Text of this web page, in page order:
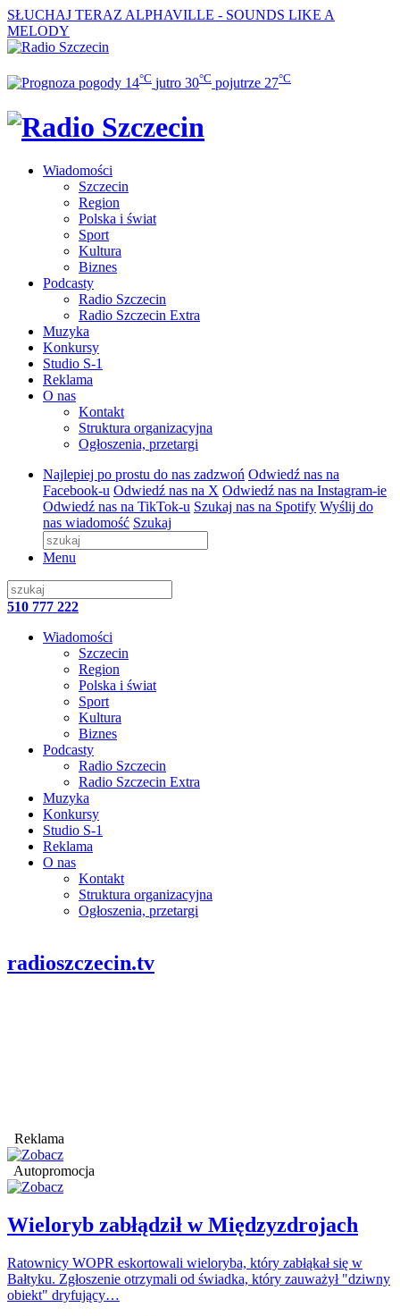
SŁUCHAJ TERAZ ALPHAVILLE - SOUNDS LIKE A
MELODY
14°C jutro 30°C pojutrze 27°C
Wiadomości
Szczecin
Region
Polska i świat
Sport
Kultura
Biznes
Podcasty
Radio Szczecin
Radio Szczecin Extra
Muzyka
Konkursy
Studio S-1
Reklama
O nas
Kontakt
Struktura organizacyjna
Ogłoszenia, przetargi
Najlepiej po prostu do nas zadzwoń Odwiedź nas na
Facebook-u Odwiedź nas na X Odwiedź nas na Instagram-ie
Odwiedź nas na TikTok-u Szukaj nas na Spotify Wyślij do
nas wiadomość Szukaj
Menu
510 777 222
Wiadomości
Szczecin
Region
Polska i świat
Sport
Kultura
Biznes
Podcasty
Radio Szczecin
Radio Szczecin Extra
Muzyka
Konkursy
Studio S-1
Reklama
O nas
Kontakt
Struktura organizacyjna
Ogłoszenia, przetargi
radioszczecin.tv
Reklama
Autopromocja
Wieloryb zabłądził w Międzyzdrojach
Ratownicy WOPR eskortowali wieloryba, który zabłąkał się w
Bałtyku. Zgłoszenie otrzymali od świadka, który zauważył "dziwny
obiekt" dryfujący…